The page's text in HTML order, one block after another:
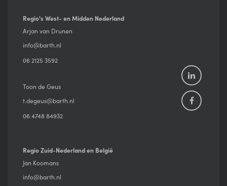
Regio's West- en Midden Nederland
Arjan van Drunen
info@barth.nl
06 2125 3592
Toon de Geus
t.degeus@barth.nl
06 4748 84932
Regio Zuid-Nederland en België
Jan Koomans
info@barth.nl